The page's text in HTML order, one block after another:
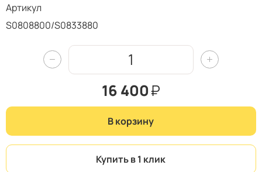
Артикул
S0808800/S0833880
16 400₽
В корзину
Купить в 1 клик